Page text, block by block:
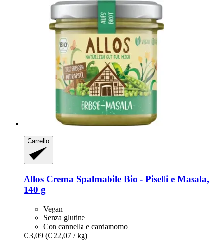
Carrello
Allos Crema Spalmabile Bio -​ Piselli e Masala,
140 g
Vegan
Senza glutine
Con cannella e cardamomo
€ 3,09 (€ 22,07 / kg)